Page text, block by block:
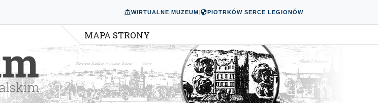
WIRTUALNE MUZEUM| PIOTRKÓW SERCE LEGIONÓW
MAPA STRONY